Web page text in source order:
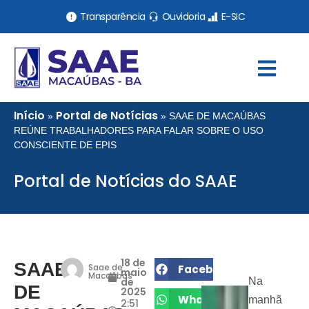
Transparência Ouvidoria E-SIC
Início » Portal de Notícias » SAAE DE MACAÚBAS
REÚNE TRABALHADORES PARA FALAR SOBRE O USO
CONSCIENTE DE EPIS
Portal de Notícias do SAAE
SAAE
DE
Saae de
Macaúbas
18 de
maio
de
2025
2:51
Facebook
WhatsApp
Na
manhã